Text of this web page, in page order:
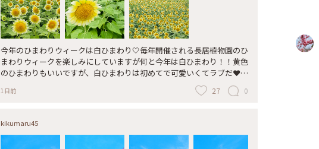
今年のひまわりウィークは白ひまわり🤍毎年開催される長居植物園のひ
まわりウィークを楽しみにしていますが何と今年は白ひまわり！！黄色
のひまわりもいいですが、白ひまわりは初めてで可愛いくてラブだ❤️ #
1日前 27 0
kikumaru45